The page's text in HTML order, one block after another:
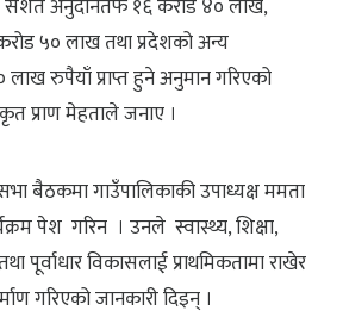
अनुदानतर्फ १६ करोड ४० लाख,
५० लाख तथा प्रदेशको अन्य
रुपैयाँ प्राप्त हुने अनुमान गरिएको
प्राण मेहताले जनाए ।
बैठकमा गाउँपालिकाकी उपाध्यक्ष ममता
पेश गरिन । उनले स्वास्थ्य, शिक्षा,
पूर्वाधार विकासलाई प्राथमिकतामा राखेर
गरिएको जानकारी दिइन् ।